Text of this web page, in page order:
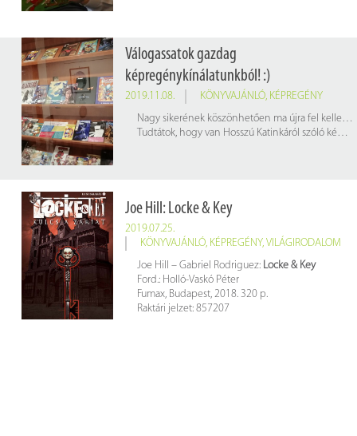
Válogassatok gazdag
képregénykínálatunkból! :)
2019.11.08. KÖNYVAJÁNLÓ, KÉPREGÉNY
Nagy sikerének köszönhetően ma újra fel kellett töltenünk a képregényes vitrinünket!
Tudtátok, hogy van Hosszú Katinkáról szóló képregényünk is?
Joe Hill: Locke ​& Key
2019.07.25.
KÖNYVAJÁNLÓ, KÉPREGÉNY, VILÁGIRODALOM
Joe Hill – Gabriel Rodriguez: Locke & Key
Ford.: Holló-Vaskó Péter
Fumax, Budapest, 2018. 320 p.
Raktári jelzet: 857207